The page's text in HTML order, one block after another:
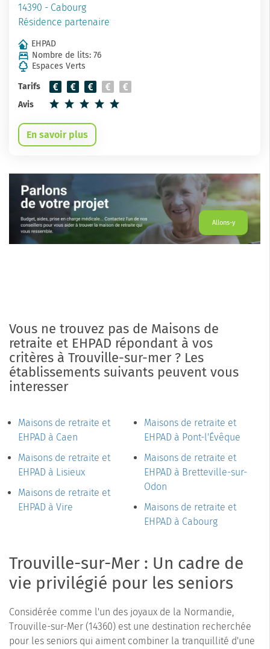
14390 - Cabourg
Résidence partenaire
EHPAD
Nombre de lits: 76
Espaces Verts
Tarifs
Avis
En savoir plus
Allons-y
Vous ne trouvez pas de Maisons de
retraite et EHPAD répondant à vos
critères à Trouville-sur-mer ? Les
établissements suivants peuvent vous
interesser
Maisons de retraite et
EHPAD à Caen
Maisons de retraite et
EHPAD à Lisieux
Maisons de retraite et
EHPAD à Vire
Maisons de retraite et
EHPAD à Pont-l'Évêque
Maisons de retraite et
EHPAD à Bretteville-sur-
Odon
Maisons de retraite et
EHPAD à Cabourg
Trouville-sur-Mer : Un cadre de
vie privilégié pour les seniors
Considérée comme l'un des joyaux de la Normandie,
Trouville-sur-Mer (14360) est une destination recherchée
pour les seniors qui aiment combiner la tranquillité d'une